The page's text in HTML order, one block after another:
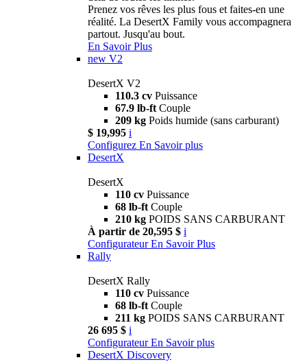
Prenez vos rêves les plus fous et faites-en une
réalité. La DesertX Family vous accompagnera
partout. Jusqu'au bout.
En Savoir Plus
new V2
DesertX V2
110.3 cv Puissance
67.9 lb-ft Couple
209 kg Poids humide (sans carburant)
$ 19,995 i
Configurez En Savoir plus
DesertX
DesertX
110 cv Puissance
68 lb-ft Couple
210 kg POIDS SANS CARBURANT
À partir de 20,595 $ i
Configurateur En Savoir Plus
Rally
DesertX Rally
110 cv Puissance
68 lb-ft Couple
211 kg POIDS SANS CARBURANT
26 695 $ i
Configurateur En Savoir plus
DesertX Discovery